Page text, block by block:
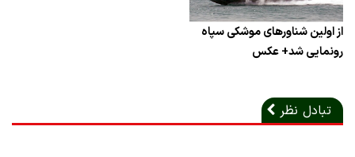
از اولین شناورهای موشکی سپاه
رونمایی شد+ عکس
تبادل نظر